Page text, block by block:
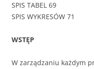
SPIS TABEL 69
SPIS WYKRESÓW 71
WSTĘP
W zarządzaniu każdym